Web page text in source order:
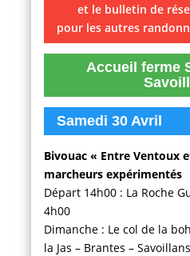
et le bulletin de
pour les autres
Accueil ferme
Samedi 30 Avril
Bivouac « Entre Ventoux
marcheurs expérimentés
Départ 14h00 : La Roche
4h00
Dimanche : Le col de la
la Jas – Brantes –